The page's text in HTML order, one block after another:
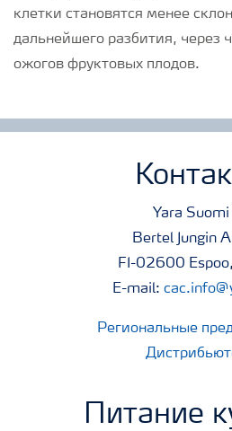
клетки становятся менее
дальнейшего разбития, через
ожогов фруктовых плодов.
Yara Suomi
Bertel Jungin
FI-02600
E-mail:
Региональные
Питание